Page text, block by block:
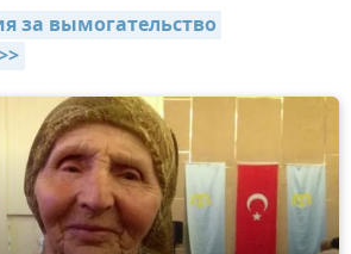
за вымогательство